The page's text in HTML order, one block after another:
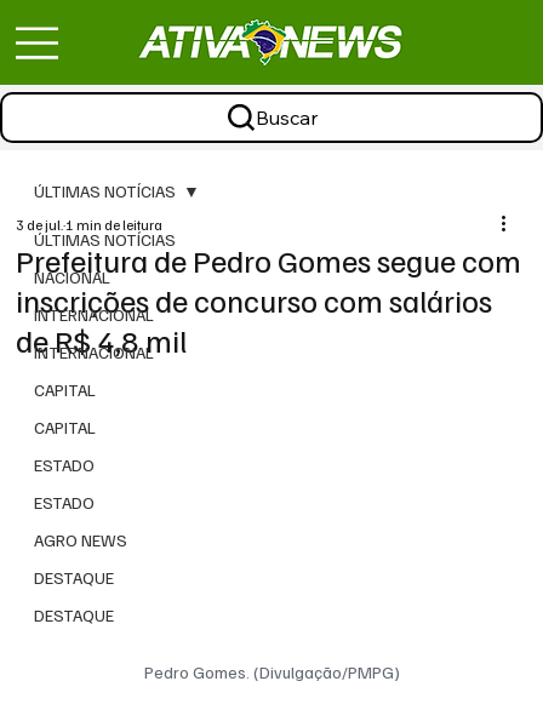
Buscar
ÚLTIMAS NOTÍCIAS
NACIONAL
INTERNACIONAL
INTERNACIONAL
CAPITAL
CAPITAL
ESTADO
ESTADO
AGRO NEWS
DESTAQUE
DESTAQUE
ÚLTIMAS NOTÍCIAS
Prefeitura de Pedro Gomes segue com
inscrições de concurso com salários
de R$ 4,8 mil
3 de jul.1 min de leitura
Pedro Gomes. (Divulgação/PMPG)